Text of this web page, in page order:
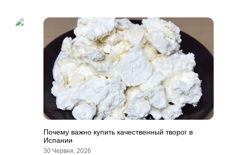
Почему важно купить качественный творог в
Испании
30 Червня, 2026